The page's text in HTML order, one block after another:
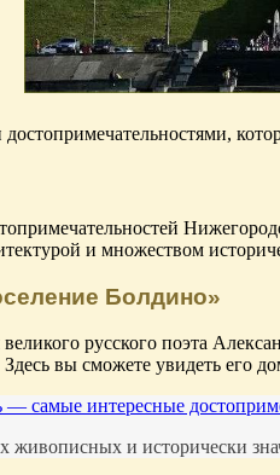
и множеством
Болдино»
русского поэта
вы сможете увидеть его
— самые интересные
и исторически